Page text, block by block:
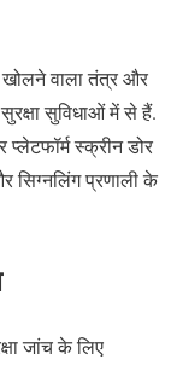
खोलने वाला तंत्र और
सुविधाओं में से हैं.
स्क्रीन डोर
सिग्नलिंग प्रणाली के
जांच के लिए